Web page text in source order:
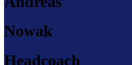
Nowak
Headcoach